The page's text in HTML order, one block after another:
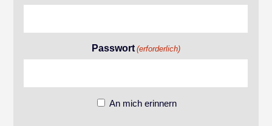
Passwort (erforderlich)
An mich erinnern